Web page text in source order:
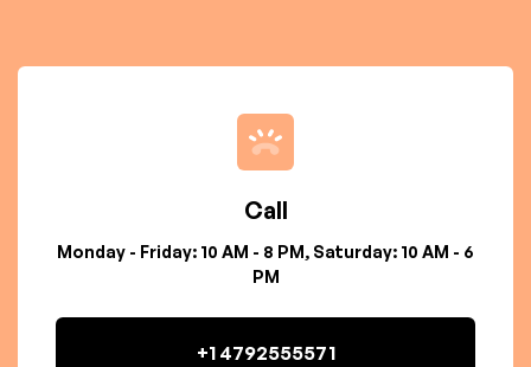
Call
Monday - Friday: 10 AM - 8 PM, Saturday: 10 AM - 6
PM
+1 4792555571